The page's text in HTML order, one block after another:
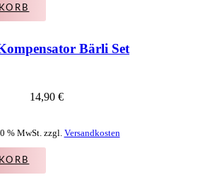
Bärli Set
14,90 €
% MwSt. zzgl. Versandkosten